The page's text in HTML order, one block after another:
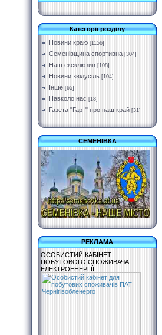
Категорії розділу
Новини краю [1156]
Семенівщина спортивна [304]
Наш ексклюзив [108]
Новини звідусіль [104]
Інше [65]
Навколо нас [18]
Газета "Гарт" про наш край [31]
СЕМЕНІВКА
РЕКЛАМА
ОСОБИСТИЙ КАБІНЕТ
ПОБУТОВОГО СПОЖИВАЧА
ЕЛЕКТРОЕНЕРГІЇ